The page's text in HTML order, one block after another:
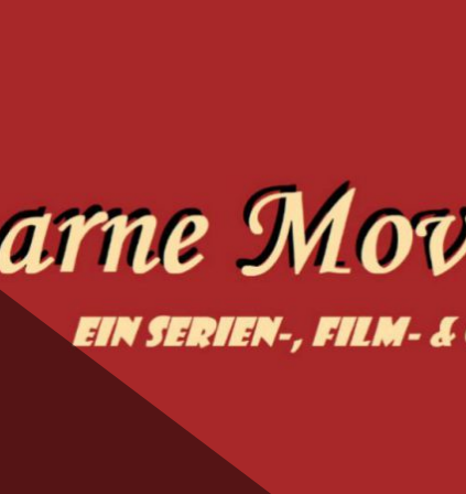
Magic